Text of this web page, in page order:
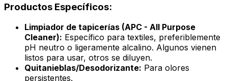
Productos Específicos:
Limpiador de tapicerías (APC - All Purpose
Cleaner): Específico para textiles, preferiblemente
pH neutro o ligeramente alcalino. Algunos vienen
listos para usar, otros se diluyen.
Quitanieblas/Desodorizante: Para olores
persistentes.